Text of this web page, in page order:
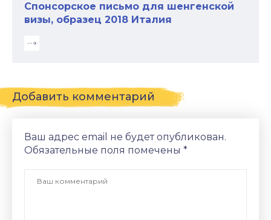
Спонсорское письмо для шенгенской
визы, образец 2018 Италия
Добавить комментарий
Ваш адрес email не будет опубликован.
Обязательные поля помечены *